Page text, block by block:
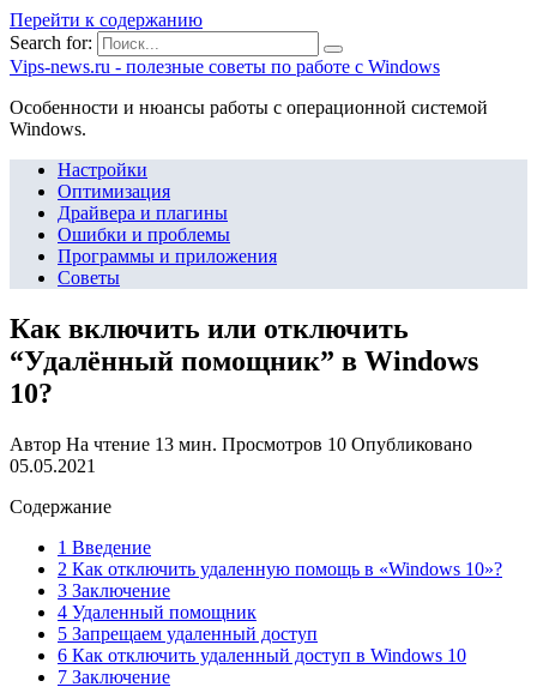
Перейти к содержанию
Search for:
Vips-news.ru - полезные советы по работе с Windows
Особенности и нюансы работы с операционной системой
Windows.
Настройки
Оптимизация
Драйвера и плагины
Ошибки и проблемы
Программы и приложения
Советы
Как включить или отключить
“Удалённый помощник” в Windows
10?
Автор На чтение 13 мин. Просмотров 10 Опубликовано
05.05.2021
Содержание
1 Введение
2 Как отключить удаленную помощь в «Windows 10»?
3 Заключение
4 Удаленный помощник
5 Запрещаем удаленный доступ
6 Как отключить удаленный доступ в Windows 10
7 Заключение